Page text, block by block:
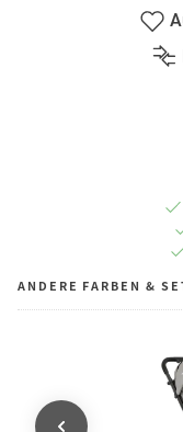
ANDERE FARBEN &